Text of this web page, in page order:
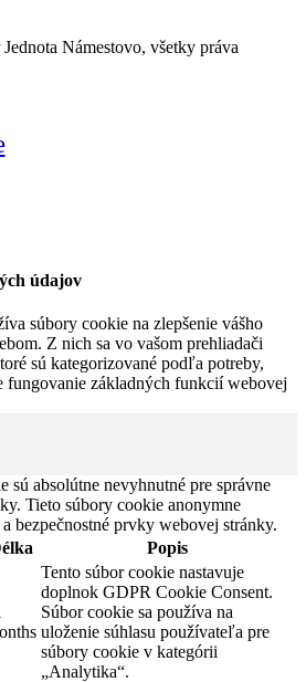
Námestovo, všetky práva
údajov
súbory cookie na zlepšenie vášho
Z nich sa vo vašom prehliadači
sú kategorizované podľa potreby,
fungovanie základných funkcií webovej
sú absolútne nevyhnutné pre správne
Tieto súbory cookie anonymne
bezpečnostné prvky webovej stránky.
Popis
Tento súbor cookie nastavuje
doplnok GDPR Cookie Consent.
Súbor cookie sa používa na
uloženie súhlasu používateľa pre
súbory cookie v kategórii
„Analytika“.